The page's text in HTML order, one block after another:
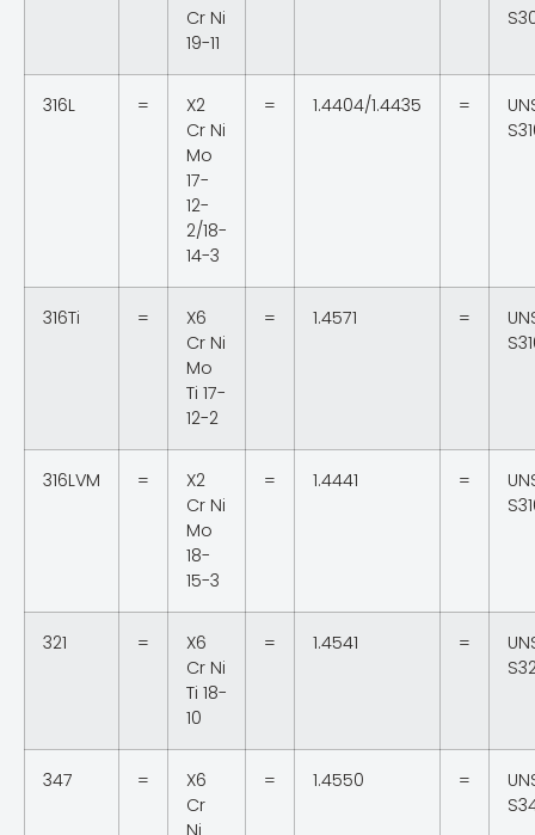
Cr Ni
19-11
316L =
X2
Cr Ni
Mo
17-
12-
2/18-
14-3
= 1.4404/1.4435 =
316Ti =
X6
Cr Ni
Mo
Ti 17-
12-2
= 1.4571 =
316LVM =
X2
Cr Ni
Mo
18-
15-3
= 1.4441 =
321 =
X6
Cr Ni
Ti 18-
10
= 1.4541 =
347 =
X6
Cr
Ni
= 1.4550 =